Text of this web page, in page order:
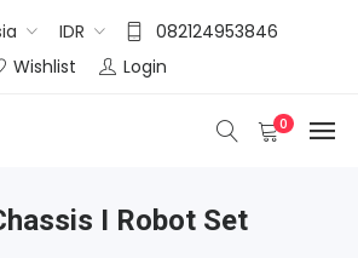
IDR
082124953846
Wishlist
Login
0
I Robot Set